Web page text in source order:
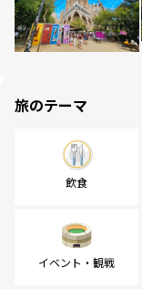
旅のテーマ
飲食
イベント・観戦